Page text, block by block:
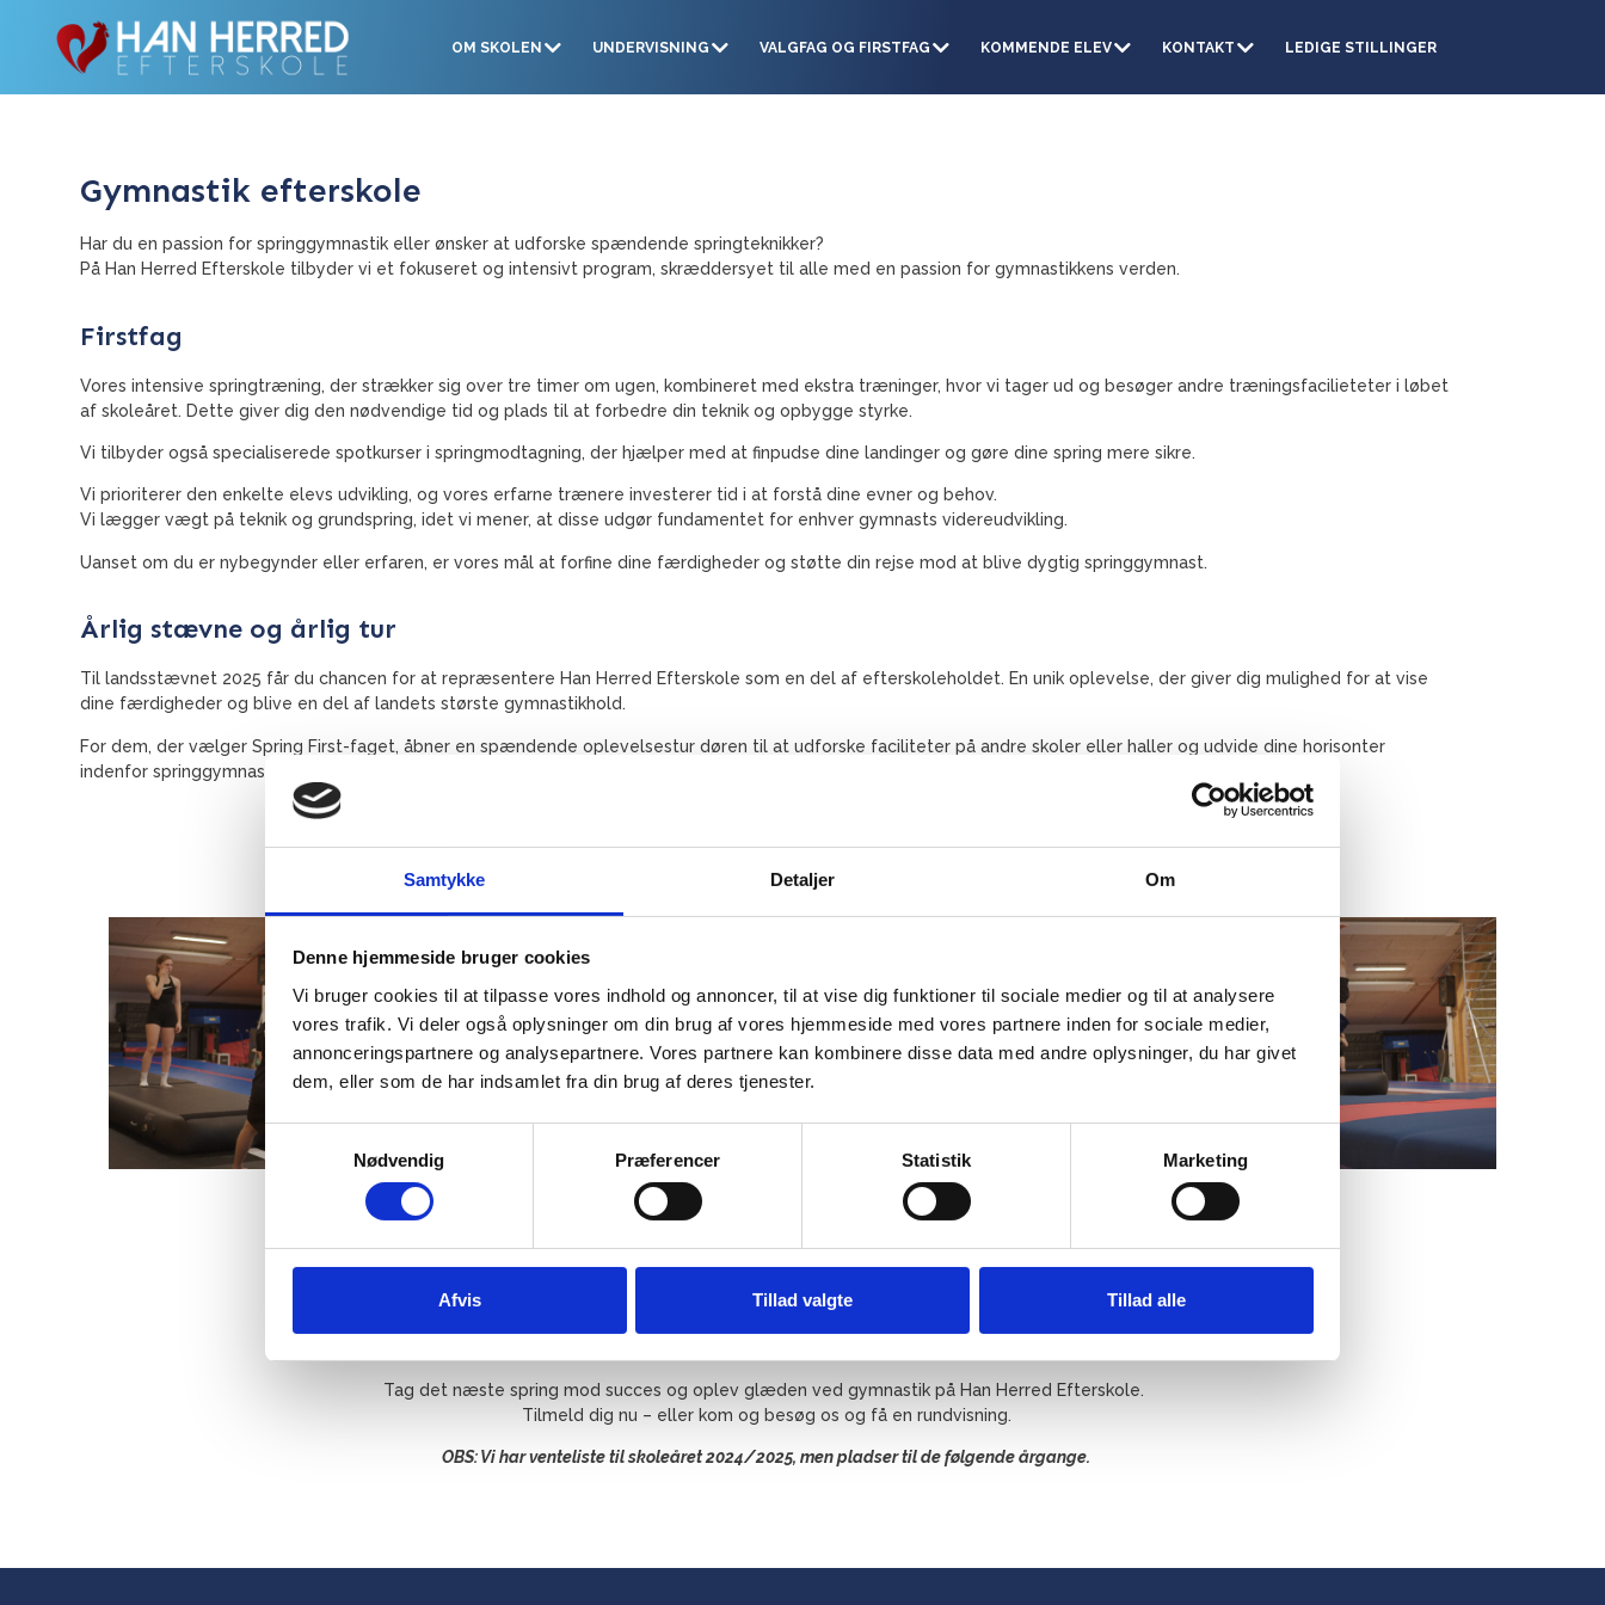
Samtykke Detaljer Om
Denne hjemmeside bruger cookies
Vi bruger cookies til at tilpasse vores indhold og annoncer, til at vise dig funktioner til sociale medier og til at analysere
vores trafik. Vi deler også oplysninger om din brug af vores hjemmeside med vores partnere inden for sociale medier,
annonceringspartnere og analysepartnere. Vores partnere kan kombinere disse data med andre oplysninger, du har givet
dem, eller som de har indsamlet fra din brug af deres tjenester.
Nødvendig
Præferencer Statistik Marketing
Afvis Tillad valgte Tillad alle
OM SKOLEN UNDERVISNING VALGFAG OG FIRSTFAG KOMMENDE ELEV KONTAKT LEDIGE STILLINGER
Gymnastik efterskole
Har du en passion for springgymnastik eller ønsker at udforske spændende springteknikker?
På Han Herred Efterskole tilbyder vi et fokuseret og intensivt program, skræddersyet til alle med en passion for gymnastikkens verden.
Firstfag
Vores intensive springtræning, der strækker sig over tre timer om ugen, kombineret med ekstra træninger, hvor vi tager ud og besøger andre træningsfacilieteter i løbet
af skoleåret. Dette giver dig den nødvendige tid og plads til at forbedre din teknik og opbygge styrke.
Vi tilbyder også specialiserede spotkurser i springmodtagning, der hjælper med at finpudse dine landinger og gøre dine spring mere sikre.
Vi prioriterer den enkelte elevs udvikling, og vores erfarne trænere investerer tid i at forstå dine evner og behov.
Vi lægger vægt på teknik og grundspring, idet vi mener, at disse udgør fundamentet for enhver gymnasts videreudvikling.
Uanset om du er nybegynder eller erfaren, er vores mål at forfine dine færdigheder og støtte din rejse mod at blive dygtig springgymnast.
Årlig stævne og årlig tur
Til landsstævnet 2025 får du chancen for at repræsentere Han Herred Efterskole som en del af efterskoleholdet. En unik oplevelse, der giver dig mulighed for at vise
dine færdigheder og blive en del af landets største gymnastikhold.
For dem, der vælger Spring First-faget, åbner en spændende oplevelsestur døren til at udforske faciliteter på andre skoler eller haller og udvide dine horisonter
indenfor springgymnastikken.
Besøg Han Herred Efterskole
Tag det næste spring mod succes og oplev glæden ved gymnastik på Han Herred Efterskole.
Tilmeld dig nu – eller kom og besøg os og få en rundvisning.
OBS: Vi har venteliste til skoleåret 2024/2025, men pladser til de følgende årgange.